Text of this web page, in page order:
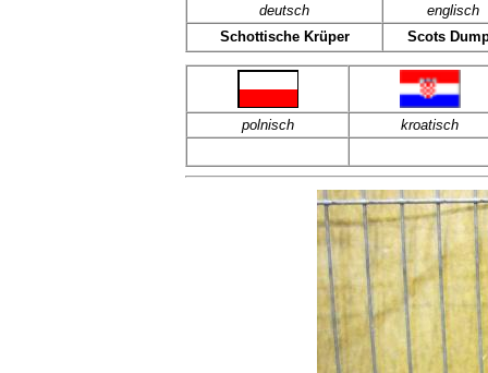
deutsch
englisch
Schottische Krüper
Scots
polnisch kroatisch